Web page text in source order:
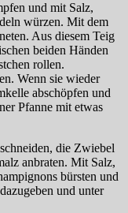
und mit Salz,
würzen. Mit dem
Aus diesem Teig
beiden Händen
rollen.
Wenn sie wieder
abschöpfen und
Pfanne mit etwas
die Zwiebel
anbraten. Mit Salz,
bürsten und
und unter